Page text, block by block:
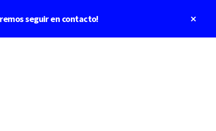
seguir en contacto!